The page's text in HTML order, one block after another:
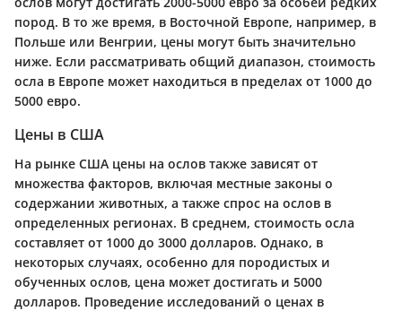
пород. В то же время, в Восточной Европе, например, в
Польше или Венгрии, цены могут быть значительно
ниже. Если рассматривать общий диапазон, стоимость
осла в Европе может находиться в пределах от 1000 до
5000 евро.
Цены в США
На рынке США цены на ослов также зависят от
множества факторов, включая местные законы о
содержании животных, а также спрос на ослов в
определенных регионах. В среднем, стоимость осла
составляет от 1000 до 3000 долларов. Однако, в
некоторых случаях, особенно для породистых и
обученных ослов, цена может достигать и 5000
долларов. Проведение исследований о ценах в